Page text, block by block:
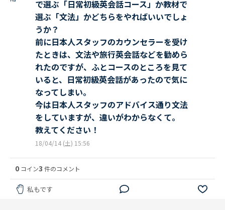
で選ぶ「日常初級英会話コース」か教材で
選ぶ「文法」かどちらをやればいいでしょ
うか？
前に日本人スタッフのカウンセラーを受け
たときは、文法や旅行英会話などを勧めら
れたのですが、ふとコースのところを見て
いると、日常初級英会話があったので気に
なってしまい。
今は日本人スタッフのアドバイス通り文法
をしていますが、違いがわからなくて。
教えてください！
18/04/14 (土) 15:56
0 コイン3 件のコメント
私もです